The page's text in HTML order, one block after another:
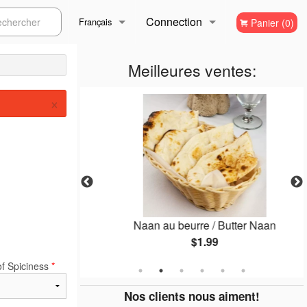
Français Connection
Inscription
Panier (0)
Meilleures ventes:
Naan au beurre / Butter Naan
$1.99
Nos clients nous aiment!
×
Spiciness *